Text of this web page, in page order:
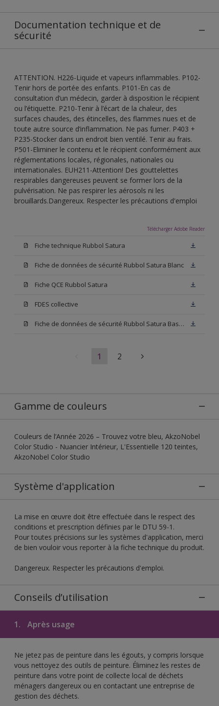
Documentation technique et de
sécurité
ATTENTION. H226-Liquide et vapeurs inflammables. P102-
Tenir hors de portée des enfants. P101-En cas de
consultation d’un médecin, garder à disposition le récipient
ou l’étiquette. P210-Tenir à l’écart de la chaleur, des
surfaces chaudes, des étincelles, des flammes nues et de
toute autre source d’inflammation. Ne pas fumer. P403 +
P235-Stocker dans un endroit bien ventilé. Tenir au frais.
P501-Eliminer le contenu et le récipient conformément aux
réglementations locales, régionales, nationales ou
internationales. EUH211-Attention! Des gouttelettes
respirables dangereuses peuvent se former lors de la
pulvérisation. Ne pas respirer les aérosols ni les
brouillards.Dangereux. Respecter les précautions d'emploi
Télécharger Adobe Reader
Fiche technique Rubbol Satura
Fiche de données de sécurité Rubbol Satura Blanc
Fiche QCE Rubbol Satura
FDES collective
Fiche de données de sécurité Rubbol Satura Base N00
1 2
Gamme de couleurs
Couleurs de l’Année 2026 – Trouvez votre bleu, AkzoNobel
Color Studio - Nuancier Intérieur, L'Essentielle 120 teintes,
AkzoNobel Color Studio
Système d'application
La mise en œuvre doit être effectuée dans le respect des
conditions et prescription définies par le DTU 59-1.
Pour toutes précisions sur les systèmes d'application, merci
de bien vouloir vous reporter à la fiche technique du produit.
Dangereux. Respecter les précautions d'emploi.
Conseils d’utilisation
1. Après usage
Ne jetez pas de peinture dans les égouts, y compris lorsque
vous nettoyez des outils de peinture. Éliminez les restes de
peinture dans votre point de collecte local de déchets
ménagers dangereux ou en contactant une entreprise de
gestion des déchets.